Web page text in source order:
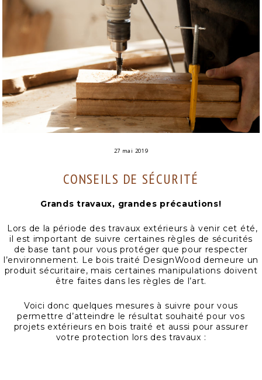
27 mai 2019
CONSEILS DE SÉCURITÉ
Grands travaux, grandes précautions!
Lors de la période des travaux extérieurs à venir cet été,
il est important de suivre certaines règles de sécurités
de base tant pour vous protéger que pour respecter
l’environnement. Le bois traité DesignWood demeure un
produit sécuritaire, mais certaines manipulations doivent
être faites dans les règles de l’art.
Voici donc quelques mesures à suivre pour vous
permettre d’atteindre le résultat souhaité pour vos
projets extérieurs en bois traité et aussi pour assurer
votre protection lors des travaux :